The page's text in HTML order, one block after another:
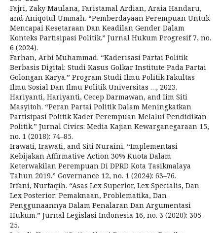
Fajri, Zaky Maulana, Faristamal Ardian, Araia Handaru,
and Aniqotul Ummah. “Pemberdayaan Perempuan Untuk
Mencapai Kesetaraan Dan Keadilan Gender Dalam
Konteks Partisipasi Politik.” Jurnal Hukum Progresif 7, no.
6 (2024).
Farhan, Arbi Muhammad. “Kaderisasi Partai Politik
Berbasis Digital: Studi Kasus Golkar Institute Pada Partai
Golongan Karya.” Program Studi Ilmu Politik Fakultas
Ilmu Sosial Dan Ilmu Politik Universitas …, 2023.
Hariyanti, Hariyanti, Cecep Darmawan, and Iim Siti
Masyitoh. “Peran Partai Politik Dalam Meningkatkan
Partisipasi Politik Kader Perempuan Melalui Pendidikan
Politik.” Jurnal Civics: Media Kajian Kewarganegaraan 15,
no. 1 (2018): 74–85.
Irawati, Irawati, and Siti Nuraini. “Implementasi
Kebijakan Affirmative Action 30% Kuota Dalam
Keterwakilan Perempuan Di DPRD Kota Tasikmalaya
Tahun 2019.” Governance 12, no. 1 (2024): 63–76.
Irfani, Nurfaqih. “Asas Lex Superior, Lex Specialis, Dan
Lex Posterior: Pemaknaan, Problematika, Dan
Penggunaannya Dalam Penalaran Dan Argumentasi
Hukum.” Jurnal Legislasi Indonesia 16, no. 3 (2020): 305–
25.